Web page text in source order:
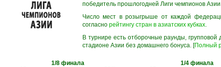
победитель прошлогодней Лиги чемпионов
Число мест в розыгрыше от каждой
согласно рейтингу стран в азиатских кубках.
В турнире есть отборочные раунды,
стадионе Азии без домашнего бонуса. [Полный
1/8 финала
1/4 финала